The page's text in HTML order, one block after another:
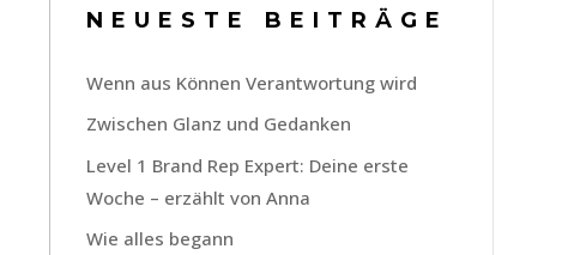
NEUESTE BEITRÄGE
Wenn aus Können Verantwortung wird
Zwischen Glanz und Gedanken
Level 1 Brand Rep Expert: Deine erste
Woche – erzählt von Anna
Wie alles begann